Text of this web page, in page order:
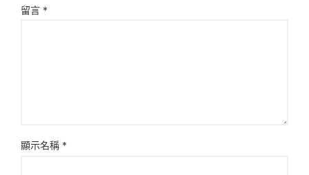
留言 *
顯示名稱 *